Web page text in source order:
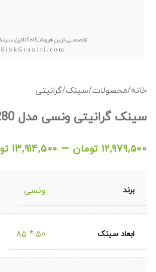
خانه/محصولات/سینک/گرانیتی
سینک گرانیتی ونسی مدل M280 سایز 85
12,979,500 تومان –
13,914,500
برند ونسی
ابعاد سینک 50 * 85